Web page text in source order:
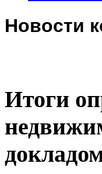
Новости
Итоги